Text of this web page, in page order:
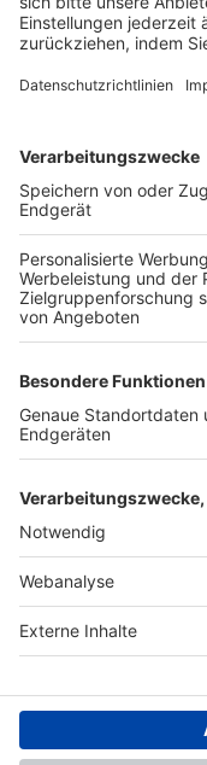
FOLGE DEM BFV
TOP-VEREINE
TOP-PARTNER
Nutzungsbedingungen